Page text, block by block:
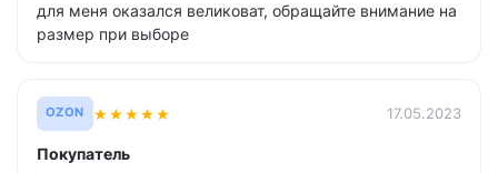
для меня оказался великоват, обращайте внимание на
размер при выборе
OZON ★★★★★ 17.05.2023
Покупатель